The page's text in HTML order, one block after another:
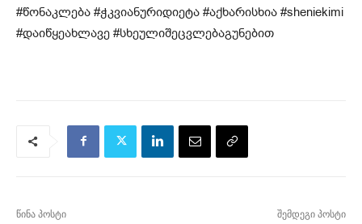
#წონაკლება #ჭკვიანურიდიეტა #აქხარისხია #sheniekimi
#დაიწყეახლავე #სხეულიშეცვლებაგუნებით
წინა პოსტი შემდეგი პოსტი